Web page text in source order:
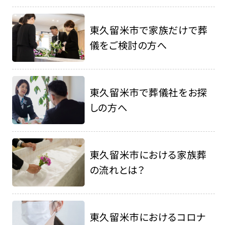
東久留米市で家族だけで葬
儀をご検討の方へ
東久留米市で葬儀社をお探
しの方へ
東久留米市における家族葬
の流れとは？
東久留米市におけるコロナ